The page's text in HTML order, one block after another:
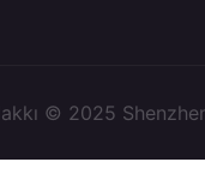
© 2025